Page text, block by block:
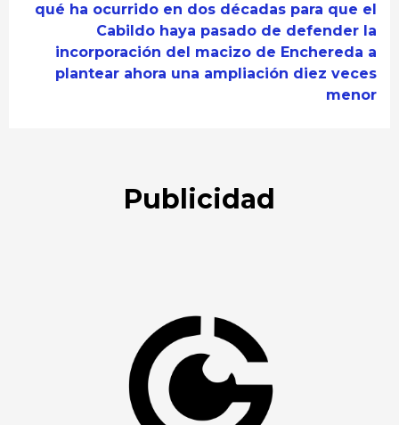
qué ha ocurrido en dos décadas para que el
Cabildo haya pasado de defender la
incorporación del macizo de Enchereda a
plantear ahora una ampliación diez veces
menor
Publicidad